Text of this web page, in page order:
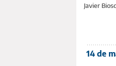
Javier
14 de